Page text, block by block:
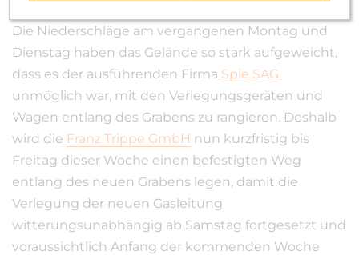
Die Niederschläge am vergangenen Montag und
Dienstag haben das Gelände so stark aufgeweicht,
dass es der ausführenden Firma Spie SAG
unmöglich war, mit den Verlegungsgeräten und
Wagen entlang des Grabens zu rangieren. Deshalb
wird die Franz Trippe GmbH nun kurzfristig bis
Freitag dieser Woche einen befestigten Weg
entlang des neuen Grabens legen, damit die
Verlegung der neuen Gasleitung
witterungsunabhängig ab Samstag fortgesetzt und
voraussichtlich Anfang der kommenden Woche